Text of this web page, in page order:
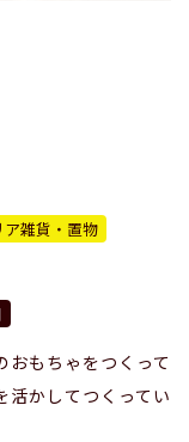
雑貨・置物
おもちゃをつくって
活かしてつくってい